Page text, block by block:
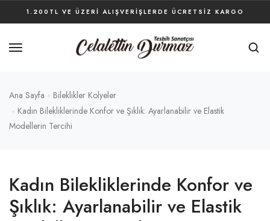
1.200TL VE ÜZERI ALIŞVERIŞLERDE ÜCRETSIZ KARGO
Ana Sayfa
Bileklikler Kolyeler
Kadın Bilekliklerinde Konfor ve Şıklık: Ayarlanabilir ve Elastik
Modellerin Tercihi
Kadın Bilekliklerinde Konfor ve
Şıklık: Ayarlanabilir ve Elastik